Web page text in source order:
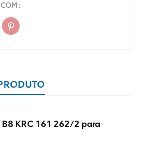
:
B8 KRC 161 262/2 para